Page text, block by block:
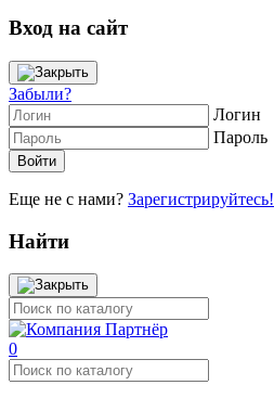
Вход на сайт
Забыли?
Логин
Пароль
Еще не с нами? Зарегистрируйтесь!
Найти
0